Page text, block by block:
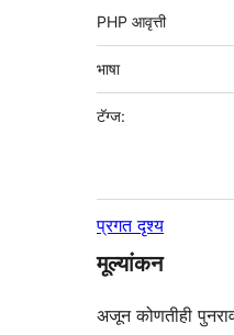
PHP आवृत्ती
भाषा
टॅग्ज:
प्रगत दृश्य
मूल्यांकन
अजून कोणतीही